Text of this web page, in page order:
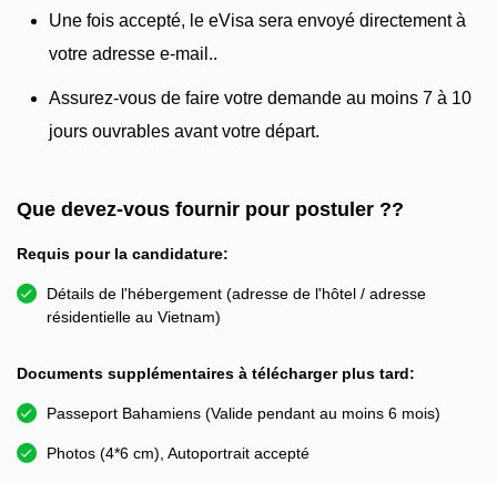
Une fois accepté, le eVisa sera envoyé directement à
votre adresse e-mail..
Assurez-vous de faire votre demande au moins 7 à 10
jours ouvrables avant votre départ.
Que devez-vous fournir pour postuler ??
Requis pour la candidature:
Détails de l'hébergement (adresse de l'hôtel / adresse
résidentielle au Vietnam)
Documents supplémentaires à télécharger plus tard:
Passeport Bahamiens (Valide pendant au moins 6 mois)
Photos (4*6 cm), Autoportrait accepté